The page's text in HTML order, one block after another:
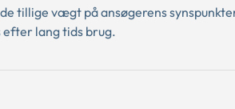
tillige vægt på ansøgerens
lang tids brug.